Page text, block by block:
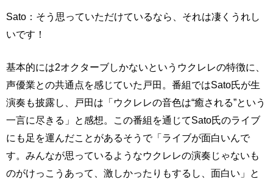
Sato：そう思っていただけているなら、それは凄くうれし
いです！
基本的には2オクターブしかないというウクレレの特徴に、
声優業との共通点を感じていた戸田。番組ではSato氏が生
演奏も披露し、戸田は「ウクレレの音色は“癒される”という
一言に尽きる」と感想。この番組を通じてSato氏のライブ
にも足を運んだことがあるそうで「ライブが面白いんで
す。みんなが思っているようなウクレレの演奏じゃないも
のがけっこうあって、激しかったりもするし、面白い」と